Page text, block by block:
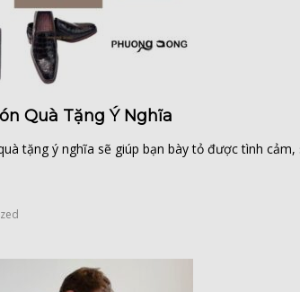
Quà Tặng Ý Nghĩa
tặng ý nghĩa sẽ giúp bạn bày tỏ được tình